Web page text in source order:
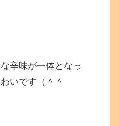
辛味が一体となっ
いです（＾＾